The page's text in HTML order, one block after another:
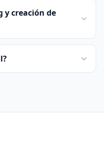
y creación de